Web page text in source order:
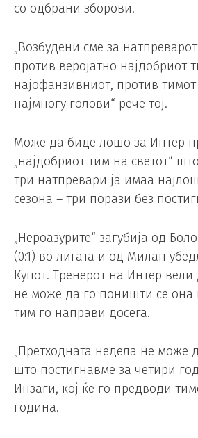
со одбрани зборови.
„Возбудени сме за
против веројатно најдобриот
најофанзивниот, против
најмногу голови“ рече тој.
Може да биде лошо за Интер
„најдобриот тим на светот“
три натпревари ја имаа
сезона – три порази без
„Нероазурите“ загубија од
(0:1) во лигата и од Милан
Купот. Тренерот на Интер вели
не може да го поништи се она
тим го направи досега.
„Претходната недела не може
што постигнавме за четири
Инзаги, кој ќе го предводи
година.